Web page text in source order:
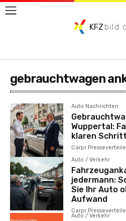
KFZ
gebrauchtwagen
Auto Nachrichten
Wuppertal:
klaren
Carpr
Auto / Verkehr
jedermann:
Sie Ihr Auto
Aufwand
Carpr
Auto / Verkehr